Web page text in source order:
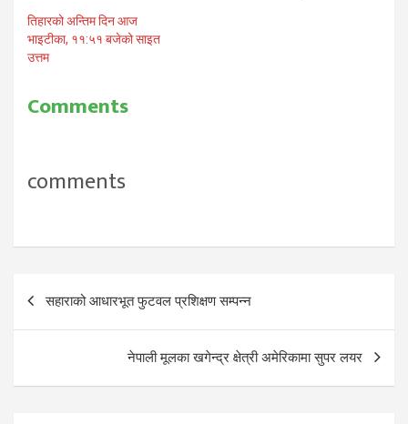
तिहारको अन्तिम दिन आज
भाइटीका, ११:५१ बजेको साइत
उत्तम
Comments
comments
Post
navigation
सहाराको आधारभूत फुटवल प्रशिक्षण सम्पन्न
नेपाली मूलका खगेन्द्र क्षेत्री अमेरिकामा सुपर लयर